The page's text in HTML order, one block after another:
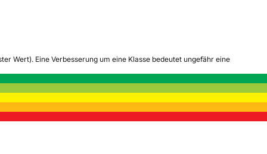
Wert). Eine Verbesserung um eine Klasse bedeutet ungefähr eine